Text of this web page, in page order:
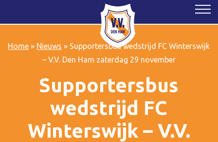
Home » Nieuws » Supportersbus wedstrijd FC Winterswijk
– V.V. Den Ham zaterdag 29 november
Supportersbus
wedstrijd FC
Winterswijk – V.V.